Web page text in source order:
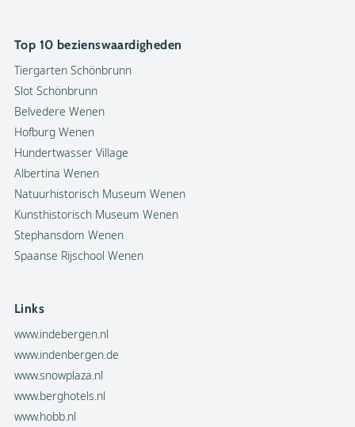
Top 10 bezienswaardigheden
Tiergarten Schönbrunn
Slot Schönbrunn
Belvedere Wenen
Hofburg Wenen
Hundertwasser Village
Albertina Wenen
Natuurhistorisch Museum Wenen
Kunsthistorisch Museum Wenen
Stephansdom Wenen
Spaanse Rijschool Wenen
Links
www.indebergen.nl
www.indenbergen.de
www.snowplaza.nl
www.berghotels.nl
www.hobb.nl